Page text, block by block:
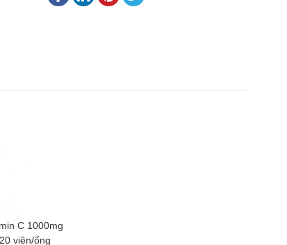
C 1000mg
viên/ống